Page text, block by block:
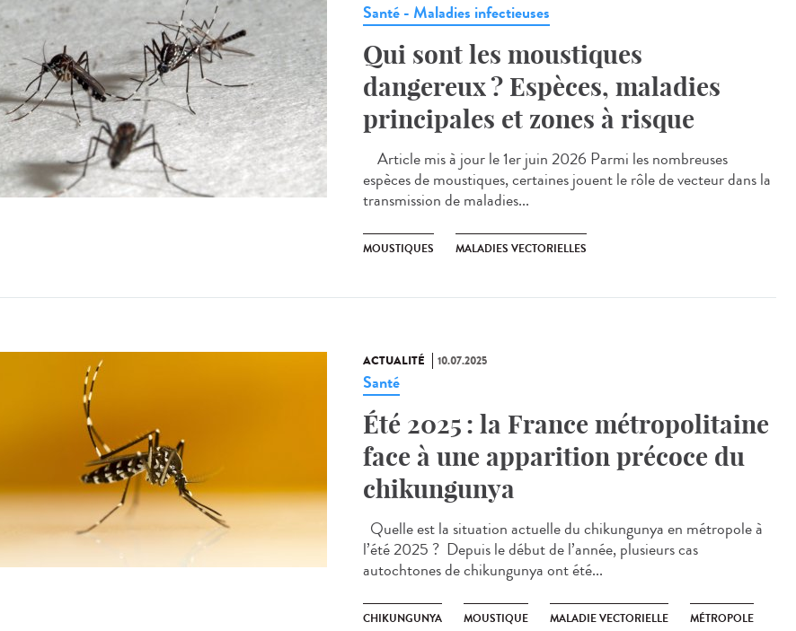
Santé - Maladies infectieuses
Qui sont les moustiques
dangereux ? Espèces, maladies
principales et zones à risque
Article mis à jour le 1er juin 2026 Parmi les nombreuses
espèces de moustiques, certaines jouent le rôle de vecteur dans la
transmission de maladies...
MOUSTIQUES MALADIES VECTORIELLES
ACTUALITÉ 10.07.2025
Santé
Été 2025 : la France métropolitaine
face à une apparition précoce du
chikungunya
Quelle est la situation actuelle du chikungunya en métropole à
l’été 2025 ? Depuis le début de l’année, plusieurs cas
autochtones de chikungunya ont été...
CHIKUNGUNYA MOUSTIQUE MALADIE VECTORIELLE MÉTROPOLE